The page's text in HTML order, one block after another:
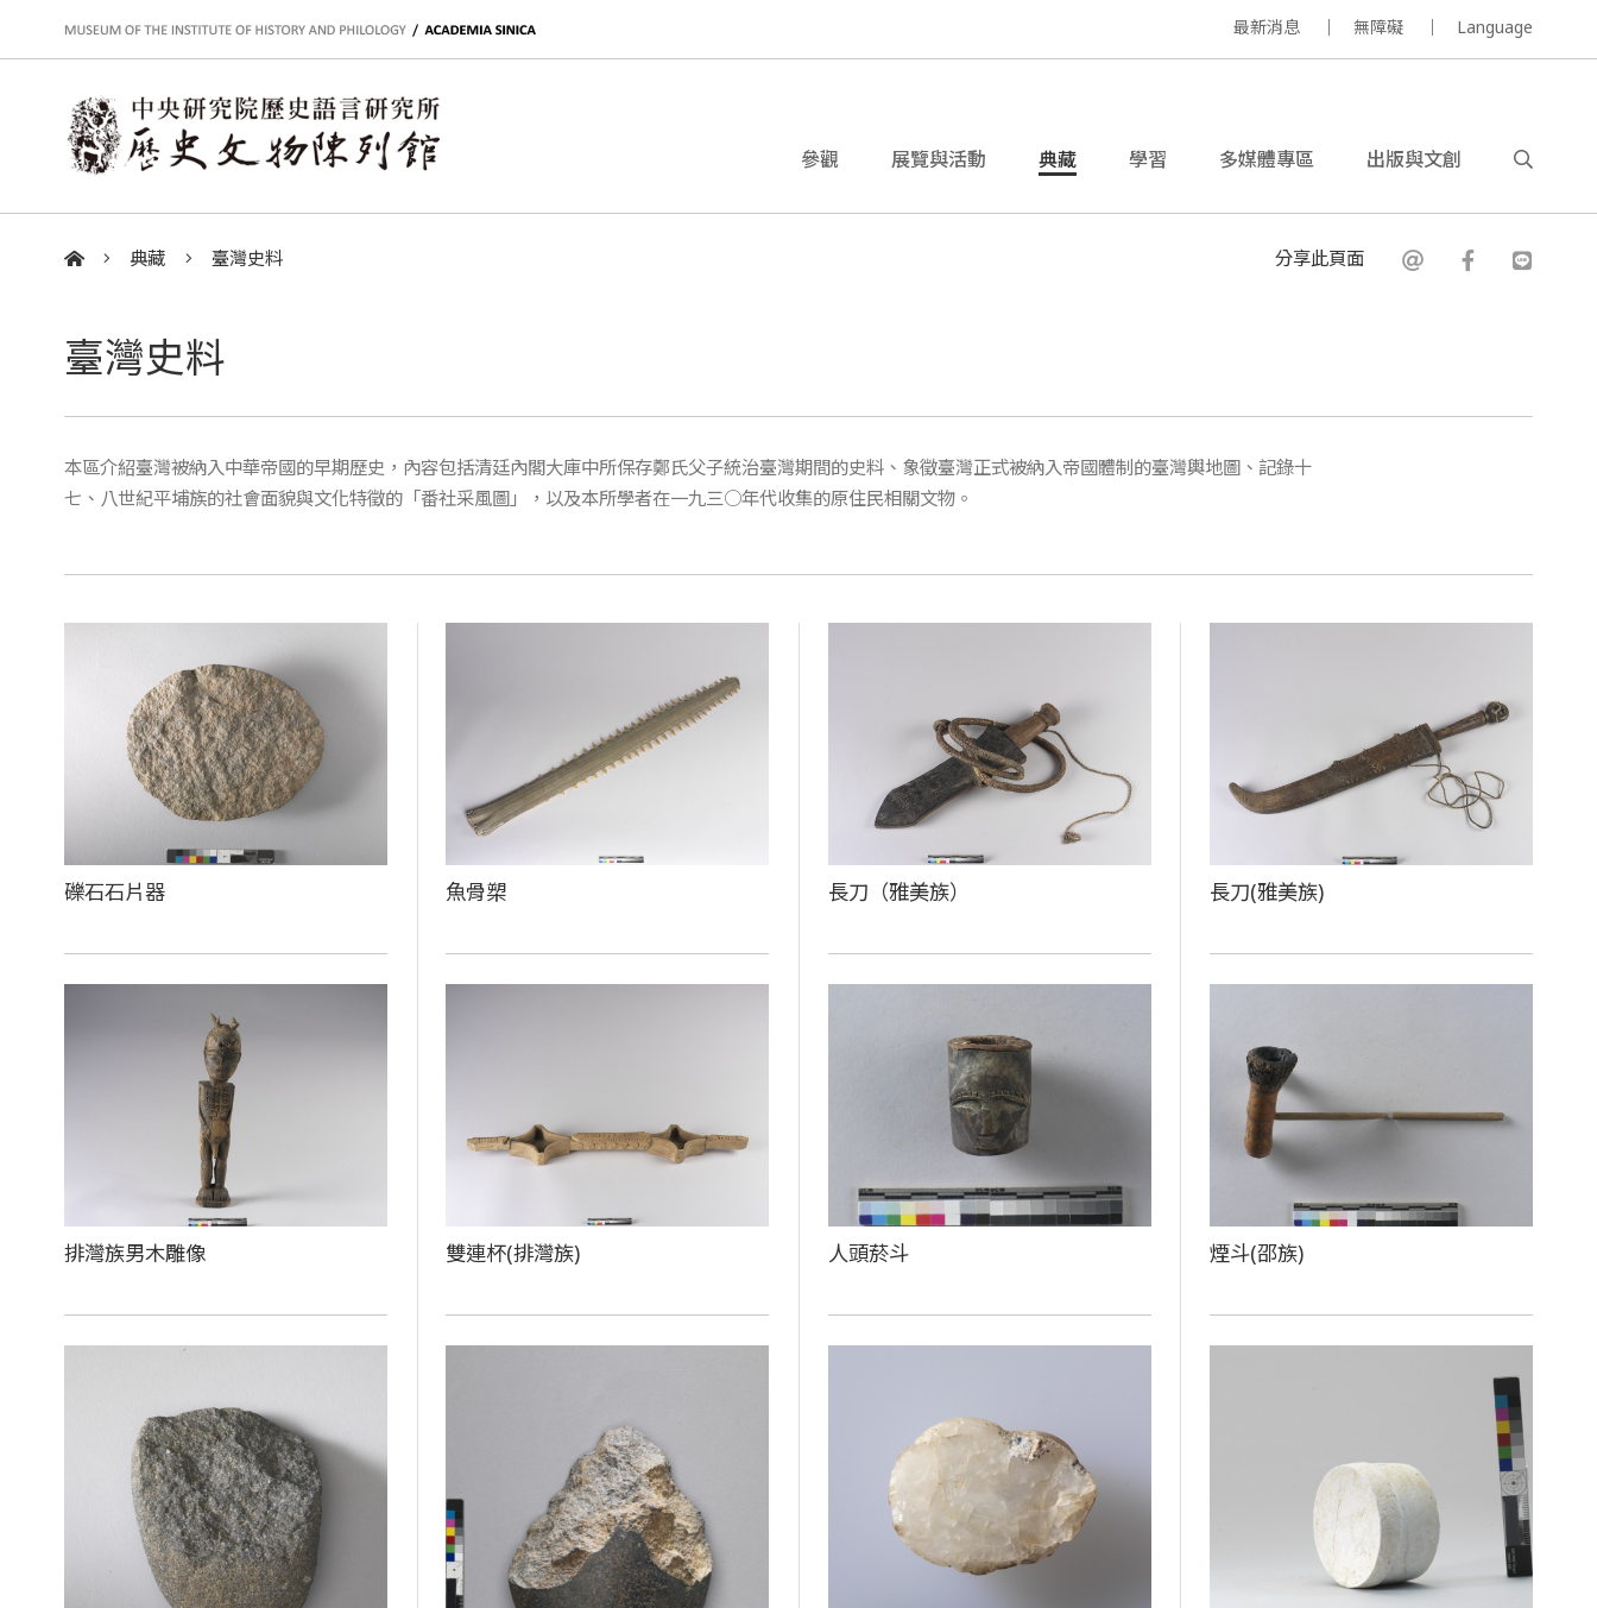
:::
最新消息 無障礙 Language
參觀 展覽與活動 典藏 學習 多媒體專區 出版與文創
典藏 臺灣史料 分享此頁面
臺灣史料
本區介紹臺灣被納入中華帝國的早期歷史，內容包括清廷內閣大庫中所保存鄭氏父子統治臺灣期間的史料、象徵臺灣正式被納入帝國體制的臺灣輿地圖、記錄十
七、八世紀平埔族的社會面貌與文化特徵的「番社采風圖」，以及本所學者在一九三○年代收集的原住民相關文物。
礫石石片器 魚骨槊 長刀（雅美族） 長刀(雅美族)
排灣族男木雕像 雙連杯(排灣族) 人頭菸斗 煙斗(邵族)